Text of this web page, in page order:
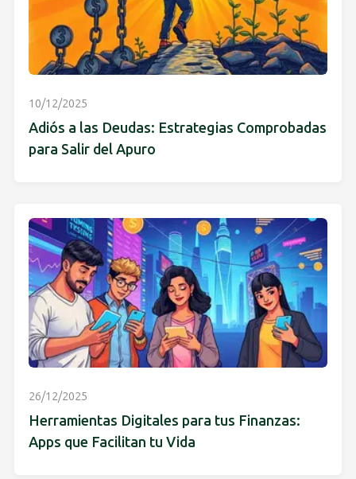
10/12/2025
Adiós a las Deudas: Estrategias Comprobadas
para Salir del Apuro
26/12/2025
Herramientas Digitales para tus Finanzas:
Apps que Facilitan tu Vida